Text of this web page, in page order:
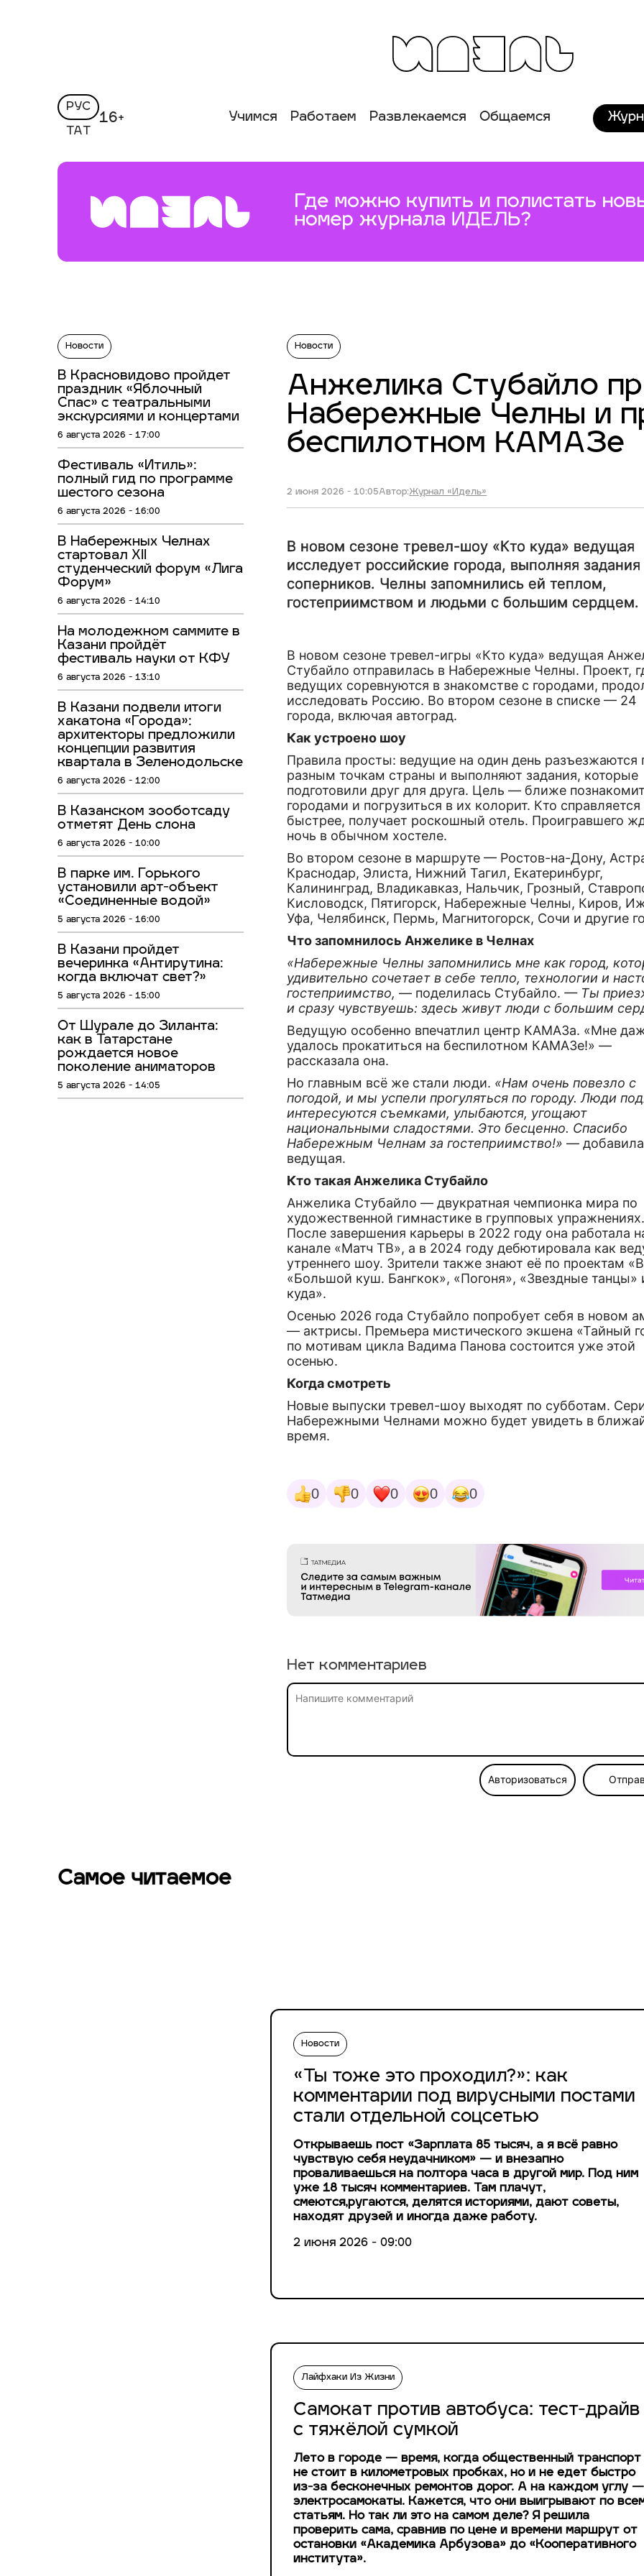
РУС
ТАТ
16+ Учимся Работаем Развлекаемся Общаемся
Новости
В Красновидово пройдет
праздник «Яблочный
Спас» с театральными
экскурсиями и концертами
6 августа 2026 - 17:00
Фестиваль «Итиль»:
полный гид по программе
шестого сезона
6 августа 2026 - 16:00
В Набережных Челнах
стартовал XII
студенческий форум «Лига
Форум»
6 августа 2026 - 14:10
На молодежном саммите в
Казани пройдёт
фестиваль науки от КФУ
6 августа 2026 - 13:10
В Казани подвели итоги
хакатона «Города»:
архитекторы предложили
концепции развития
квартала в Зеленодольске
6 августа 2026 - 12:00
В Казанском зооботсаду
отметят День слона
6 августа 2026 - 10:00
В парке им. Горького
установили арт-объект
«Соединенные водой»
5 августа 2026 - 16:00
В Казани пройдет
вечеринка «Антирутина:
когда включат свет?»
5 августа 2026 - 15:00
От Шурале до Зиланта:
как в Татарстане
рождается новое
поколение аниматоров
5 августа 2026 - 14:05
Новости
Анжелика Стубайло
Набережные Челны и
беспилотном КАМАЗе
2 июня 2026 - 10:05Автор:Журнал «Идель»
В новом сезоне тревел-шоу «Кто куда» ведущая
исследует российские города, выполняя задания
соперников. Челны запомнились ей теплом,
гостеприимством и людьми с большим сердцем.
В новом сезоне тревел-игры «Кто куда» ведущая
Стубайло отправилась в Набережные Челны. Проект,
ведущих соревнуются в знакомстве с городами,
исследовать Россию. Во втором сезоне в списке — 24
города, включая автоград.
Как устроено шоу
Правила просты: ведущие на один день разъезжаются
разным точкам страны и выполняют задания, которые
подготовили друг для друга. Цель — ближе
городами и погрузиться в их колорит. Кто справляется
быстрее, получает роскошный отель. Проигравшего
ночь в обычном хостеле.
Во втором сезоне в маршруте — Ростов-на-Дону,
Краснодар, Элиста, Нижний Тагил, Екатеринбург,
Калининград, Владикавказ, Нальчик, Грозный,
Кисловодск, Пятигорск, Набережные Челны, Киров,
Уфа, Челябинск, Пермь, Магнитогорск, Сочи и другие
Что запомнилось Анжелике в Челнах
«Набережные Челны запомнились мне как город,
удивительно сочетает в себе тепло, технологии и
гостеприимство,— поделилась Стубайло.— Ты
и сразу чувствуешь: здесь живут люди с большим
Ведущую особенно впечатлил центр КАМАЗа. «Мне
удалось прокатиться на беспилотном КАМАЗе!» —
рассказала она.
Но главным всё же стали люди. «Нам очень повезло с
погодой, и мы успели прогуляться по городу. Люди
интересуются съемками, улыбаются, угощают
национальными сладостями. Это бесценно. Спасибо
Набережным Челнам за гостеприимство!» — добавила
ведущая.
Кто такая Анжелика Стубайло
Анжелика Стубайло — двукратная чемпионка мира по
художественной гимнастике в групповых
После завершения карьеры в 2022 году она работала
канале «Матч ТВ», а в 2024 году дебютировала как
утреннего шоу. Зрители также знают её по проектам
«Большой куш. Бангкок», «Погоня», «Звездные танцы»
куда».
Осенью 2026 года Стубайло попробует себя в новом
— актрисы. Премьера мистического экшена «Тайный
по мотивам цикла Вадима Панова состоится уже этой
осенью.
Когда смотреть
Новые выпуски тревел-шоу выходят по субботам.
Набережными Челнами можно будет увидеть в
время.
0 0 0 0 0
Нет комментариев
Авторизоваться
Самое читаемое
Новости
«Ты тоже это проходил?»: как
комментарии под вирусными постами
стали отдельной соцсетью
Открываешь пост «Зарплата 85 тысяч, а я всё равно
чувствую себя неудачником» — и внезапно
проваливаешься на полтора часа в другой мир. Под ним
уже 18 тысяч комментариев. Там плачут,
смеются,ругаются, делятся историями, дают советы,
находят друзей и иногда даже работу.
2 июня 2026 - 09:00
Лайфхаки Из Жизни
Самокат против автобуса: тест-драйв
с тяжёлой сумкой
Лето в городе — время, когда общественный транспорт
не стоит в километровых пробках, но и не едет быстро
из-за бесконечных ремонтов дорог. А на каждом углу —
электросамокаты. Кажется, что они выигрывают по
статьям. Но так ли это на самом деле? Я решила
проверить сама, сравнив по цене и времени маршрут от
остановки «Академика Арбузова» до «Кооперативного
института».